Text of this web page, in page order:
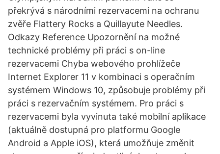
překrývá s národními rezervacemi na ochranu
zvěře Flattery Rocks a Quillayute Needles.
Odkazy Reference Upozornění na možné
technické problémy při práci s on-line
rezervacemi Chyba webového prohlížeče
Internet Explorer 11 v kombinaci s operačním
systémem Windows 10, způsobuje problémy při
práci s rezervačním systémem. Pro práci s
rezervacemi byla vyvinuta také mobilní aplikace
(aktuálně dostupná pro platformu Google
Android a Apple iOS), která umožňuje změnit